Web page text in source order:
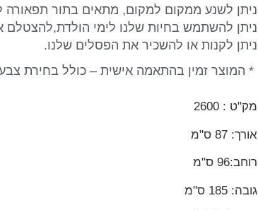
ניתן לשנע ממקום למקום, מתאים בתור תפאורה
ניתן להשתמש בחיות שלנו לימי הולדת,להצטלם
ניתן לקנות או להשכיר את הפסלים שלנו.
* המוצר זמין בהתאמה אישית – כולל בחירת
מק"ט : 2600
אורך: 87 ס"מ
רוחב:96 ס"מ
גובה: 185 ס"מ